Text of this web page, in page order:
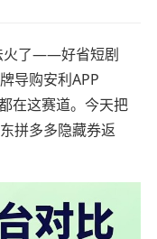
火了——好省短剧
导购安利APP
在这赛道。今天把
拼多多隐藏券返